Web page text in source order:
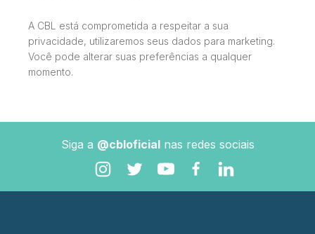
A CBL está comprometida a respeitar a sua
privacidade, utilizaremos seus dados para marketing.
Você pode alterar suas preferências a qualquer
momento.
Siga a @cbloficialnas redes sociais